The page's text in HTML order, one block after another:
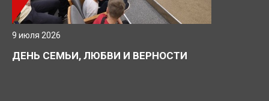
9 июля 2026
ДЕНЬ СЕМЬИ, ЛЮБВИ И ВЕРНОСТИ